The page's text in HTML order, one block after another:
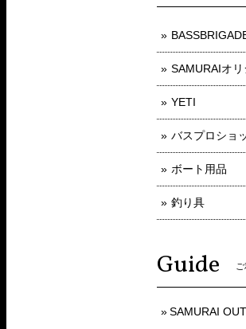
SAMURAIオ
YETI
バスプロショ
ボート用品
釣り具
Guide
SAMURAI